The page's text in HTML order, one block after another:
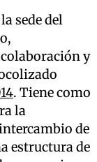
sede del
y
. Tiene como
la
de
estructura de